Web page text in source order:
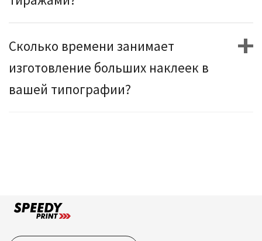
Сколько времени занимает
изготовление больших наклеек в
вашей типографии?